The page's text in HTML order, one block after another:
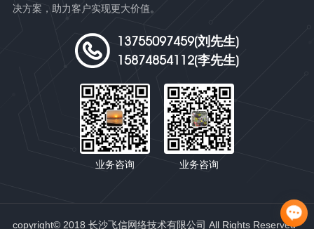
决方案，助力客户实现更大价值。
13755097459(刘先生)
15874854112(李先生)
业务咨询 业务咨询
copyright© 2018 长沙飞信网络技术有限公司 All Rights Reserved